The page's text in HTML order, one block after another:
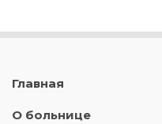
Главная
О больнице